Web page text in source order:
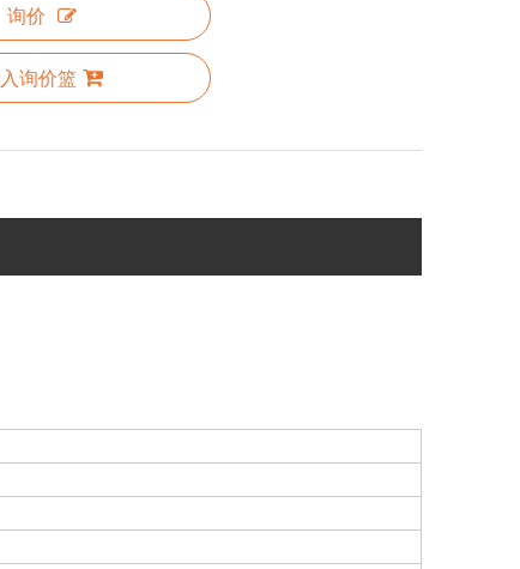
、家用电器等各个领域。2020年，我们又建造了一座新工
询价
询价篮